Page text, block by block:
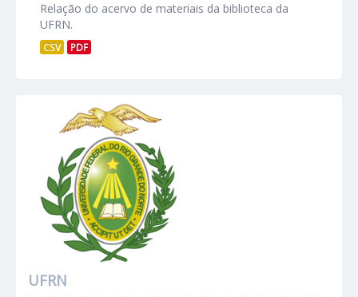
Relação do acervo de materiais da biblioteca da
UFRN.
CSV PDF
UFRN